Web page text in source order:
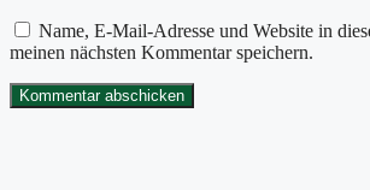
Name, E-Mail-Adresse und Website in
meinen nächsten Kommentar speichern.